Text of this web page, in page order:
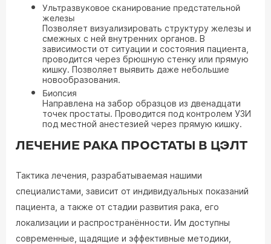
Ультразвуковое сканирование предстательной
железы
Позволяет визуализировать структуру железы и
смежных с ней внутренних органов. В
зависимости от ситуации и состояния пациента,
проводится через брюшную стенку или прямую
кишку. Позволяет выявить даже небольшие
новообразования.
Биопсия
Направлена на забор образцов из двенадцати
точек простаты. Проводится под контролем УЗИ
под местной анестезией через прямую кишку.
ЛЕЧЕНИЕ РАКА ПРОСТАТЫ В ЦЭЛТ
Тактика лечения, разрабатываемая нашими
специалистами, зависит от индивидуальных показаний
пациента, а также от стадии развития рака, его
локализации и распространённости. Им доступны
современные, щадящие и эффективные методики,